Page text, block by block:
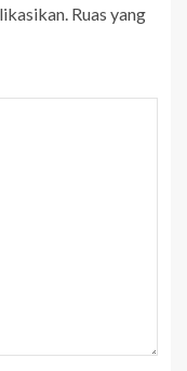
Ruas yang